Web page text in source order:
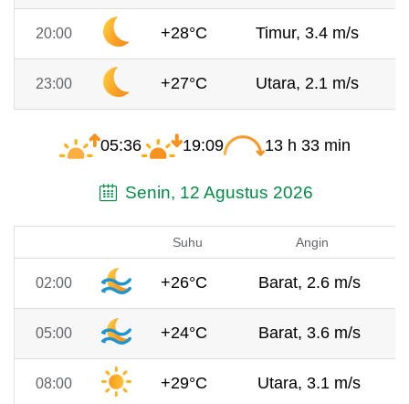
20:00 +28°C Timur, 3.4 m/s
23:00 +27°C Utara, 2.1 m/s
05:36 19:09 13 h 33 min
Senin, 12 Agustus 2026
Suhu Angin
02:00 +26°C Barat, 2.6 m/s
05:00 +24°C Barat, 3.6 m/s
08:00 +29°C Utara, 3.1 m/s